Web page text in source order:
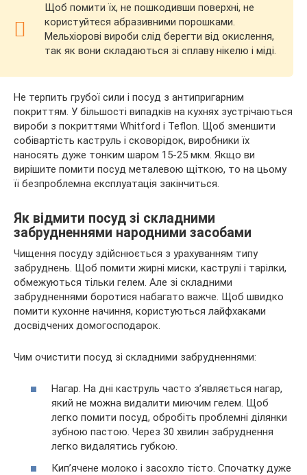
Щоб помити їх, не пошкодивши поверхні, не
користуйтеся абразивними порошками.
Мельхіорові вироби слід берегти від окислення,
так як вони складаються зі сплаву нікелю і міді.
Не терпить грубої сили і посуд з антипригарним
покриттям. У більшості випадків на кухнях зустрічаються
вироби з покриттями Whitford і Teflon. Щоб зменшити
собівартість каструль і сковорідок, виробники їх
наносять дуже тонким шаром 15-25 мкм. Якщо ви
вирішите помити посуд металевою щіткою, то на цьому
її безпроблемна експлуатація закінчиться.
Як відмити посуд зі складними
забрудненнями народними засобами
Чищення посуду здійснюється з урахуванням типу
забруднень. Щоб помити жирні миски, каструлі і тарілки,
обмежуються тільки гелем. Але зі складними
забрудненнями боротися набагато важче. Щоб швидко
помити кухонне начиння, користуються лайфхаками
досвідчених домогосподарок.
Чим очистити посуд зі складними забрудненнями:
Нагар. На дні каструль часто з’являється нагар,
який не можна видалити миючим гелем. Щоб
легко помити посуд, обробіть проблемні ділянки
зубною пастою. Через 30 хвилин забруднення
легко видалятись губкою.
Кип’ячене молоко і засохло тісто. Спочатку дуже